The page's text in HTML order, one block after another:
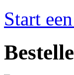
Start